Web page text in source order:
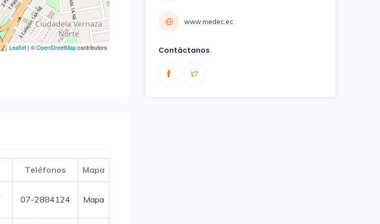
Leaflet | ©OpenStreetMapcontributors
Teléfonos Mapa
07-2884124 Mapa
www.medec.ec
Contáctanos